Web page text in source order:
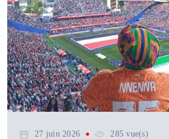
27 juin 2026 285 vue(s)